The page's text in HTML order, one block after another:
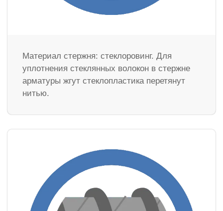
Материал стержня: стеклоровинг. Для
уплотнения стеклянных волокон в стержне
арматуры жгут стеклопластика перетянут
нитью.